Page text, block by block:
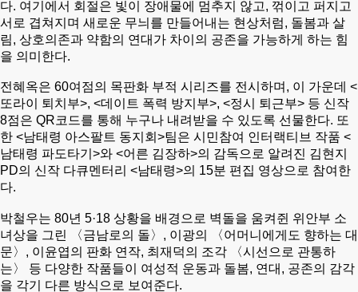
다. 여기에서 회절은 빛이 장애물에 멈추지 않고, 꺾이고 퍼지고
서로 겹쳐지며 새로운 무늬를 만들어내는 현상처럼, 돌봄과 살
림, 상호의존과 약함의 연대가 차이의 공존을 가능하게 하는 힘
을 의미한다.
전혜옥은 60여점의 목판화 부적 시리즈를 전시하며, 이 가운데 <
또라이 퇴치부>, <데이트 폭력 방지부>, <정시 퇴근부> 등 신작
8점은 QR코드를 통해 누구나 내려받을 수 있도록 선물한다. 또
한 <남태령 아스팔트 동지회>팀은 시민참여 인터랙티브 작품 <
남태령 파도타기>와 <어른 김장하>의 감독으로 알려진 김현지
PD의 신작 다큐멘터리 <남태령>의 15분 편집 영상으로 참여한
다.
박철우는 80년 5·18 상황을 배경으로 벽돌을 움켜쥔 위안부 소
녀상을 그린 〈금남로의 돌〉, 이광의 〈어머니에게도 향하는 대
문〉, 이윤엽의 판화 연작, 최재덕의 조각 〈시선으로 관통하
는〉 등 다양한 작품들이 여성적 운동과 돌봄, 연대, 공존의 감각
을 각기 다른 방식으로 보여준다.